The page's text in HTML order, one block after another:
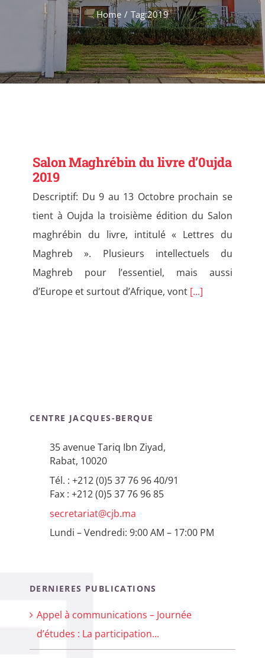
Évènements
Appels
Agenda
Home Tag:2019
Salon Maghrébin du livre d’0ujda
2019
Descriptif: Du 9 au 13 Octobre prochain se
tient à Oujda la troisième édition du Salon
maghrébin du livre, intitulé « Lettres du
Maghreb ». Plusieurs intellectuels du
Maghreb pour l’essentiel, mais aussi
d’Europe et surtout d’Afrique, vont [...]
CENTRE JACQUES-BERQUE
35 avenue Tariq Ibn Ziyad,
Rabat, 10020
Tél. : +212 (0)5 37 76 96 40/91
Fax : +212 (0)5 37 76 96 85
secretariat@cjb.ma
Lundi – Vendredi: 9:00 AM – 17:00 PM
DERNIERES PUBLICATIONS
Appel à communications – Journée
d’études : La participation...